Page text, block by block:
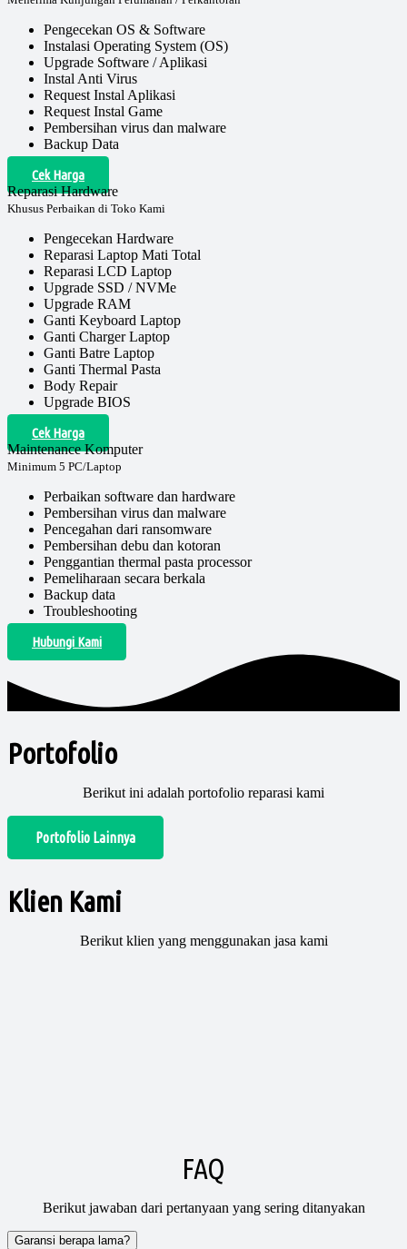
Pengecekan OS & Software
Instalasi Operating System (OS)
Upgrade Software / Aplikasi
Instal Anti Virus
Request Instal Aplikasi
Request Instal Game
Pembersihan virus dan malware
Backup Data
Cek Harga
Reparasi Hardware
Khusus Perbaikan di Toko Kami
Pengecekan Hardware
Reparasi Laptop Mati Total
Reparasi LCD Laptop
Upgrade SSD / NVMe
Upgrade RAM
Ganti Keyboard Laptop
Ganti Charger Laptop
Ganti Batre Laptop
Ganti Thermal Pasta
Body Repair
Upgrade BIOS
Cek Harga
Maintenance Komputer
Minimum 5 PC/Laptop
Perbaikan software dan hardware
Pembersihan virus dan malware
Pencegahan dari ransomware
Pembersihan debu dan kotoran
Penggantian thermal pasta processor
Pemeliharaan secara berkala
Backup data
Troubleshooting
Hubungi Kami
Portofolio
Berikut ini adalah portofolio reparasi kami
Portofolio Lainnya
Klien Kami
Berikut klien yang menggunakan jasa kami
FAQ
Berikut jawaban dari pertanyaan yang sering ditanyakan
Garansi berapa lama?